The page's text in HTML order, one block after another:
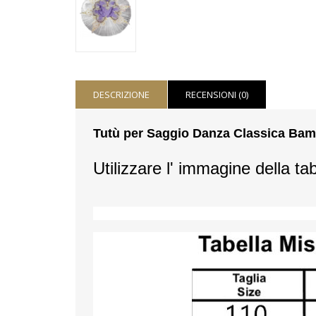
DESCRIZIONE RECENSIONI (0)
Tutù per Saggio Danza Classica
Utilizzare l' immagine della